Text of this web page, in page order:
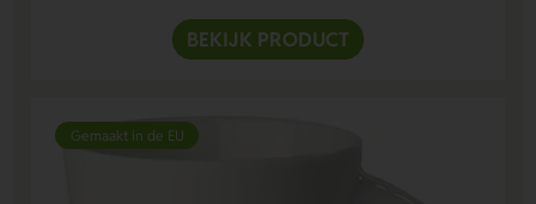
BEKIJK PRODUCT
Gemaakt in de EU